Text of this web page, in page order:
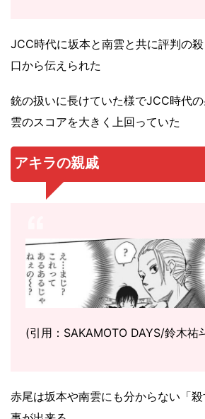
JCC時代に坂本と南雲と共に評判の
口から伝えられた
銃の扱いに長けていた様でJCC時代
雲のスコアを大きく上回っていた
アキラの親戚
(引用：SAKAMOTO DAYS/鈴木祐
赤尾は坂本や南雲にも分からない「